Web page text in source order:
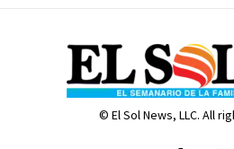
© El Sol News, LLC. All